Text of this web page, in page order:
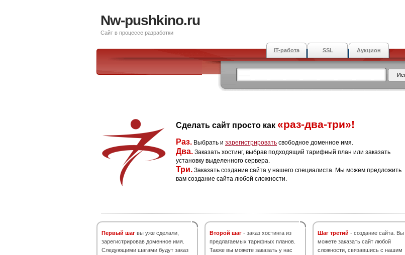
Nw-pushkino.ru
Сайт в процессе разработки
IT-работа SSL Аукцион
Сделать сайт просто как «раз-два-три»!
Раз. Выбрать и зарегистрировать свободное доменное имя.
Два. Заказать хостинг, выбрав подходящий тарифный план или заказать
установку выделенного сервера.
Три. Заказать создание сайта у нашего специалиста. Мы можем предложить
вам создание сайта любой сложности.
Первый шаг вы уже сделали,
зарегистрировав доменное имя.
Следующими шагами будут заказ
Второй шаг - заказ хостинга из
предлагаемых тарифных планов.
Также вы можете заказать у нас
Шаг третий - создание сайта. Вы
можете заказать сайт любой
сложности, связавшись с нашим